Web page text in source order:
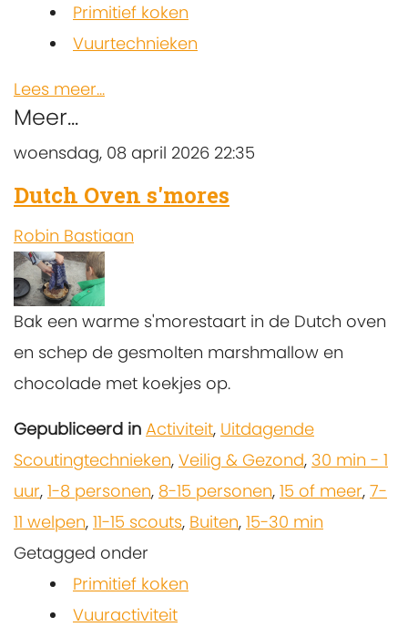
Primitief koken
Vuurtechnieken
Lees meer...
Meer...
woensdag, 08 april 2026 22:35
Dutch Oven s'mores
Robin Bastiaan
Bak een warme s'morestaart in de Dutch oven
en schep de gesmolten marshmallow en
chocolade met koekjes op.
Gepubliceerd in Activiteit, Uitdagende
Scoutingtechnieken, Veilig & Gezond, 30 min - 1
uur, 1-8 personen, 8-15 personen, 15 of meer, 7-
11 welpen, 11-15 scouts, Buiten, 15-30 min
Getagged onder
Primitief koken
Vuuractiviteit